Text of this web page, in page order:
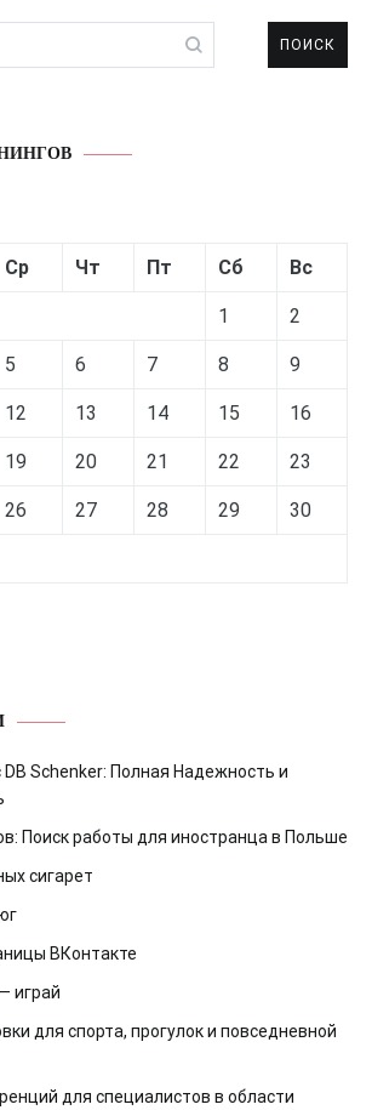
Ср Чт Пт Сб Вс
1 2
5 6 7 8 9
12 13 14 15 16
19 20 21 22 23
26 27 28 29 30
DB Schenker: Полная Надежность и
Поиск работы для иностранца в Польше
сигарет
ВКонтакте
играй
для спорта, прогулок и повседневной
для специалистов в области